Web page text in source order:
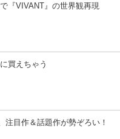
『VIVANT』の世界観再現
買えちゃう
注目作＆話題作が勢ぞろい！